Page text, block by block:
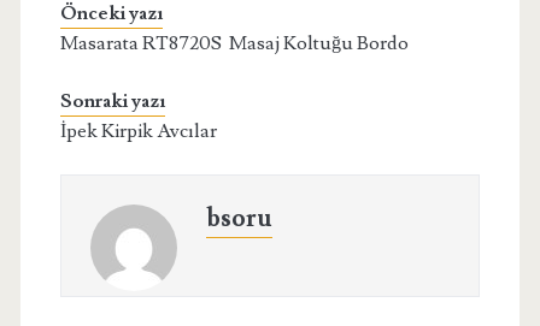
Önceki yazı
Masarata RT8720S Masaj Koltuğu Bordo
Sonraki yazı
İpek Kirpik Avcılar
bsoru